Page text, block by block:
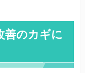
善のカギに